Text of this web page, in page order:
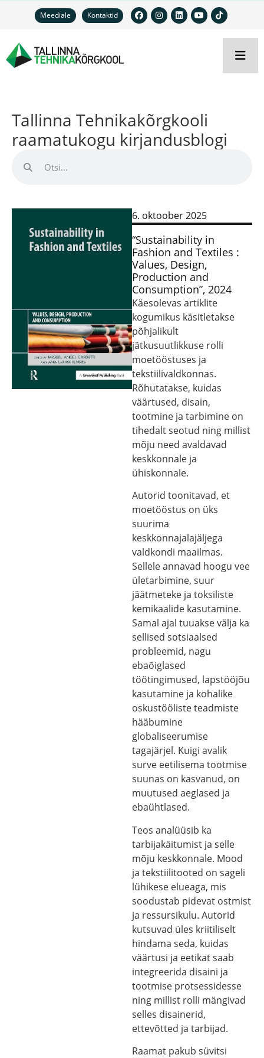
Meediale Kontaktid
Tallinna Tehnikakõrgkooli
raamatukogu kirjandusblogi
6. oktoober 2025
“Sustainability in
Fashion and Textiles :
Values, Design,
Production and
Consumption”, 2024
Käesolevas artiklite
kogumikus käsitletakse
põhjalikult
jätkusuutlikkuse rolli
moetööstuses ja
tekstiilivaldkonnas.
Rõhutatakse, kuidas
väärtused, disain,
tootmine ja tarbimine on
tihedalt seotud ning millist
mõju need avaldavad
keskkonnale ja
ühiskonnale.
Autorid toonitavad, et
moetööstus on üks
suurima
keskkonnajalajäljega
valdkondi maailmas.
Sellele annavad hoogu vee
ületarbimine, suur
jäätmeteke ja toksiliste
kemikaalide kasutamine.
Samal ajal tuuakse välja ka
sellised sotsiaalsed
probleemid, nagu
ebaõiglased
töötingimused, lapstööjõu
kasutamine ja kohalike
oskustööliste teadmiste
hääbumine
globaliseerumise
tagajärjel. Kuigi avalik
surve eetilisema tootmise
suunas on kasvanud, on
muutused aeglased ja
ebaühtlased.
Teos analüüsib ka
tarbijakäitumist ja selle
mõju keskkonnale. Mood
ja tekstiilitooted on sageli
lühikese elueaga, mis
soodustab pidevat ostmist
ja ressursikulu. Autorid
kutsuvad üles kriitiliselt
hindama seda, kuidas
väärtusi ja eetikat saab
integreerida disaini ja
tootmise protsessidesse
ning millist rolli mängivad
selles disainerid,
ettevõtted ja tarbijad.
Raamat pakub süvitsi